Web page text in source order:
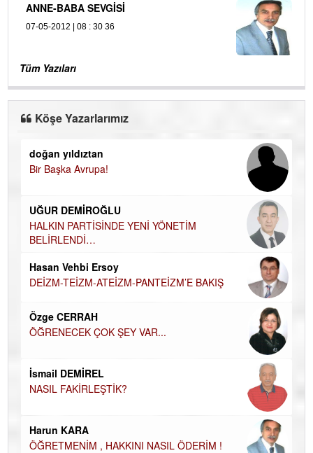
ANNE-BABA SEVGİSİ
07-05-2012 | 08 : 30 36
Tüm Yazıları
Köşe Yazarlarımız
doğan yıldıztan
Bir Başka Avrupa!
UĞUR DEMİROĞLU
HALKIN PARTİSİNDE YENİ YÖNETİM
BELİRLENDİ…
Hasan Vehbi Ersoy
DEİZM-TEİZM-ATEİZM-PANTEİZM’E BAKIŞ
Özge CERRAH
ÖĞRENECEK ÇOK ŞEY VAR...
İsmail DEMİREL
NASIL FAKİRLEŞTİK?
Harun KARA
ÖĞRETMENİM , HAKKINI NASIL ÖDERİM !